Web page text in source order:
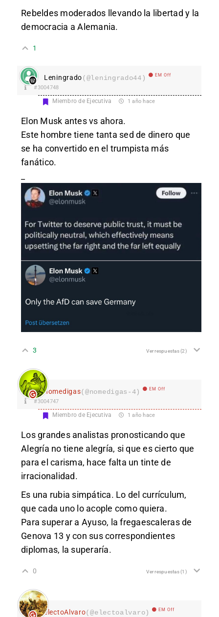
Rebeldes moderados llevando la libertad y la
democracia a Alemania.
1
Leningrado(@leningrado44) EM Off
#3004748
Miembro de Ejecutiva 1 año hace
Elon Musk antes vs ahora.
Este hombre tiene tanta sed de dinero que
se ha convertido en el trumpista más
fanático.
3 Ver respuestas(2)
nomedigas(@nomedigas-4) EM Off
#3004747
Miembro de Ejecutiva 1 año hace
Los grandes analistas pronosticando que
Alegría no tiene alegría, si que es cierto que
para el carisma, hace falta un tinte de
irracionalidad.
Es una rubia simpática. Lo del currículum,
que cada uno lo acople como quiera.
Para superar a Ayuso, la fregaescaleras de
Genova 13 y con sus correspondientes
diplomas, la superaría.
0 Ver respuestas(1)
electoAlvaro(@electoalvaro) EM Off